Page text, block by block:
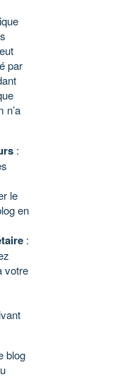
par
n’a
:
le
en
:
votre
blog